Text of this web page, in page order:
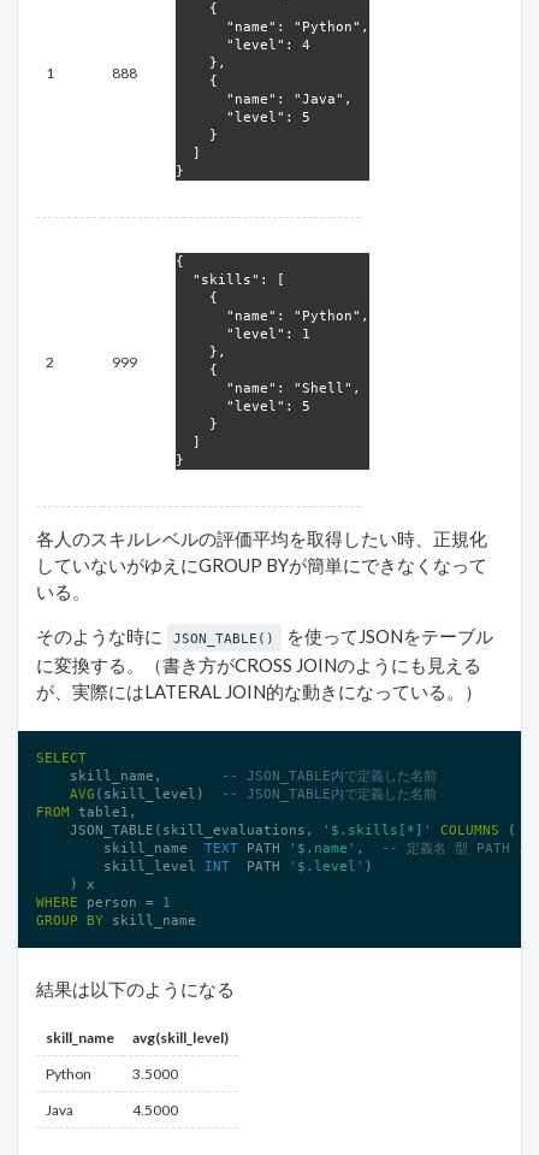
1 888
    {
      "name": "Python",
      "level": 4
    },
    {
      "name": "Java",
      "level": 5
    }
}
2 999
{
  "skills": [
    {
      "name": "Python",
      "level": 1
    },
    {
      "name": "Shell",
      "level": 5
    }
}
各人のスキルレベルの評価平均を取得したい時、正規化
していないがゆえにGROUP BYが簡単にできなくなって
いる。
そのような時に JSON_TABLE()
を使ってJSONをテーブル
に変換する。（書き方がCROSS JOINのようにも見える
が、実際にはLATERAL JOIN的な動きになっている。）
SELECT
    skill_name,
-- JSON_TABLE内で定義した名前
AVG (skill_level)
-- JSON_TABLE内で定義した名前
FROM
table1,
    JSON_TABLE(skill_evaluations,
'$.skills[*]' COLUMNS (
        skill_name
TEXT PATH '$.name' ,
-- 定義名 型 PATH
        skill_level
INT
  PATH
'$.level' )
WHERE person = 1
GROUP
BY skill_name
結果は以下のようになる
skill_name
avg(skill_level)
Python
3.5000
Java
4.5000